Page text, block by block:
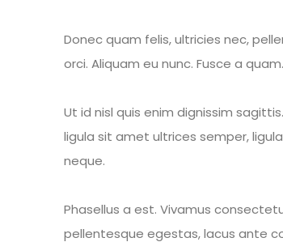
Donec quam felis, ultricies nec,
orci. Aliquam eu nunc. Fusce a
Ut id nisl quis enim dignissim
ligula sit amet ultrices semper,
neque.
Phasellus a est. Vivamus
pellentesque egestas, lacus ante